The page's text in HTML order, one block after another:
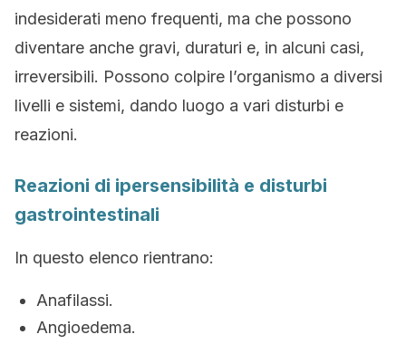
indesiderati meno frequenti, ma che possono
diventare anche gravi, duraturi e, in alcuni casi,
irreversibili. Possono colpire l’organismo a diversi
livelli e sistemi, dando luogo a vari disturbi e
reazioni.
Reazioni di ipersensibilità e disturbi
gastrointestinali
In questo elenco rientrano:
Anafilassi.
Angioedema.